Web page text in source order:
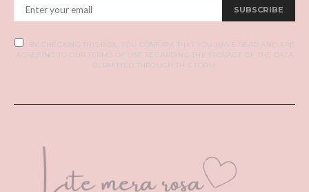
SUBSCRIBE
BY CHECKING THIS BOX, YOU CONFIRM THAT YOU HAVE READ AND ARE
AGREEING TO OUR TERMS OF USE REGARDING THE STORAGE OF THE DATA
SUBMITTED THROUGH THIS FORM.